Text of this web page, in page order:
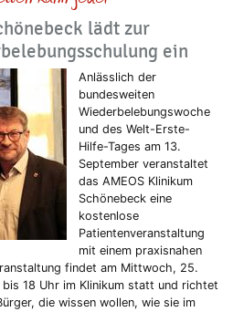
lädt zur
ein
Anlässlich der
bundesweiten
Wiederbelebungswoche
und des Welt-Erste-
Hilfe-Tages am 13.
September veranstaltet
das AMEOS Klinikum
Schönebeck eine
kostenlose
Patientenveranstaltung
mit einem praxisnahen
findet am Mittwoch, 25.
18 Uhr im Klinikum statt und richtet
die wissen wollen, wie sie im